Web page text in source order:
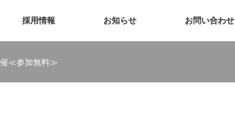
採用情報 お知らせ お問い合わせ
催≪参加無料≫